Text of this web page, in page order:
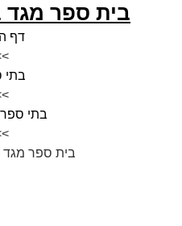
בית ספר מגד
דף
>>
בתי
>>
בתי ספר
>>
בית ספר מגד